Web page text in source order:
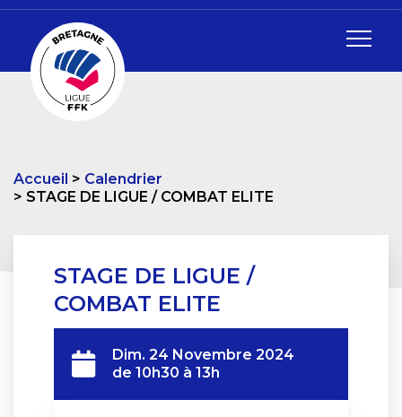
Accueil
Calendrier
STAGE DE LIGUE / COMBAT ELITE
STAGE DE LIGUE /
COMBAT ELITE
Dim. 24 Novembre 2024
de 10h30 à 13h